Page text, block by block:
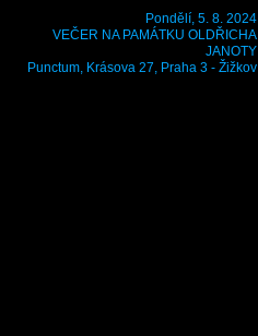
Pondělí, 5. 8. 2024
VEČER NA PAMÁTKU OLDŘICHA
JANOTY
Punctum, Krásova 27, Praha 3 - Žižkov